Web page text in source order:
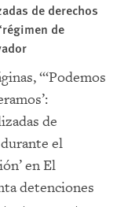
de derechos
de
“‘Podemos
de
el
en El
detenciones